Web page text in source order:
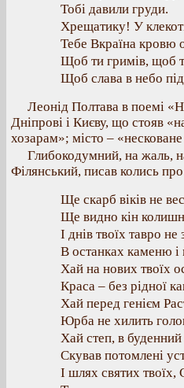
Тобі давили груди.
Хрещатику! У
Тебе Вкраїна кровю
Щоб ти гримів, щоб
Щоб слава в небо
Леонід Полтава в поемі
Дніпрові і Києву, що стояв
хозарам»; місто –
Глибокодумний, на жаль,
Філянський, писав колись
Ще скарб віків не
Ще видно кін
І днів твоїх тавро не
В останках каменю і
Хай на нових твоїх
Краса – без рідної
Хай перед генієм
Юрба не хилить
Хай степ, в
Скував потомлені
І шлях святих твоїх,